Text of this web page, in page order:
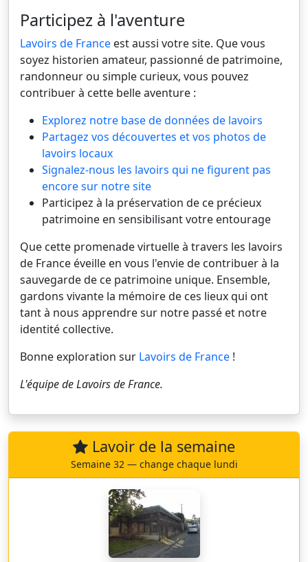
Participez à l'aventure
Lavoirs de France est aussi votre site. Que vous
soyez historien amateur, passionné de patrimoine,
randonneur ou simple curieux, vous pouvez
contribuer à cette belle aventure :
Explorez notre base de données de lavoirs
Partagez vos découvertes et vos photos de
lavoirs locaux
Signalez-nous les lavoirs qui ne figurent pas
encore sur notre site
Participez à la préservation de ce précieux
patrimoine en sensibilisant votre entourage
Que cette promenade virtuelle à travers les lavoirs
de France éveille en vous l'envie de contribuer à la
sauvegarde de ce patrimoine unique. Ensemble,
gardons vivante la mémoire de ces lieux qui ont
tant à nous apprendre sur notre passé et notre
identité collective.
Bonne exploration sur Lavoirs de France !
L'équipe deLavoirs de France.
Lavoir de la semaine
Semaine 32 — change chaque lundi